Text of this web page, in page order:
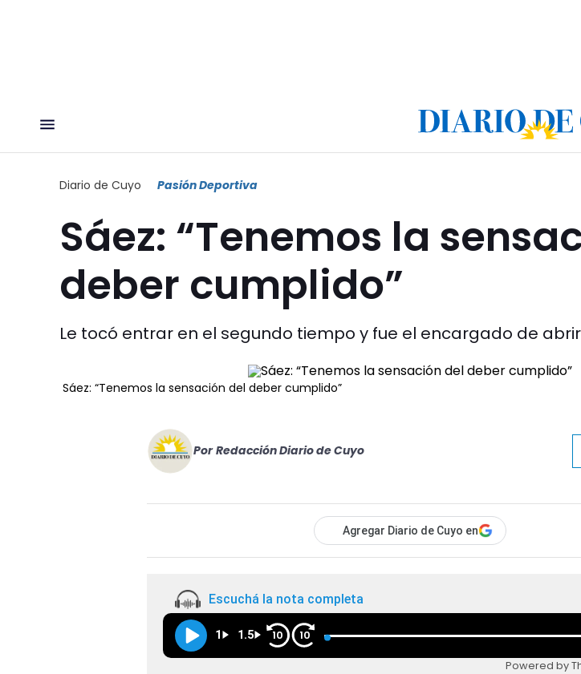
Diario de Cuyo Pasión Deportiva
Sáez: “Tenemos la
deber cumplido”
Le tocó entrar en el segundo tiempo y fue el encargado de
Sáez: “Tenemos la sensación del deber cumplido”
Por Redacción Diario de Cuyo
Agregar Diario de Cuyo en
Escuchá la nota completa
1 1.5 10 10
Powered by